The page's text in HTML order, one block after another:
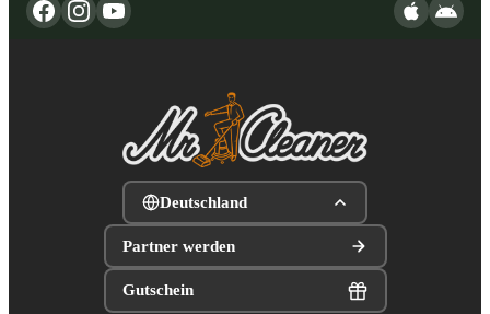
Deutschland
Partner werden
Gutschein